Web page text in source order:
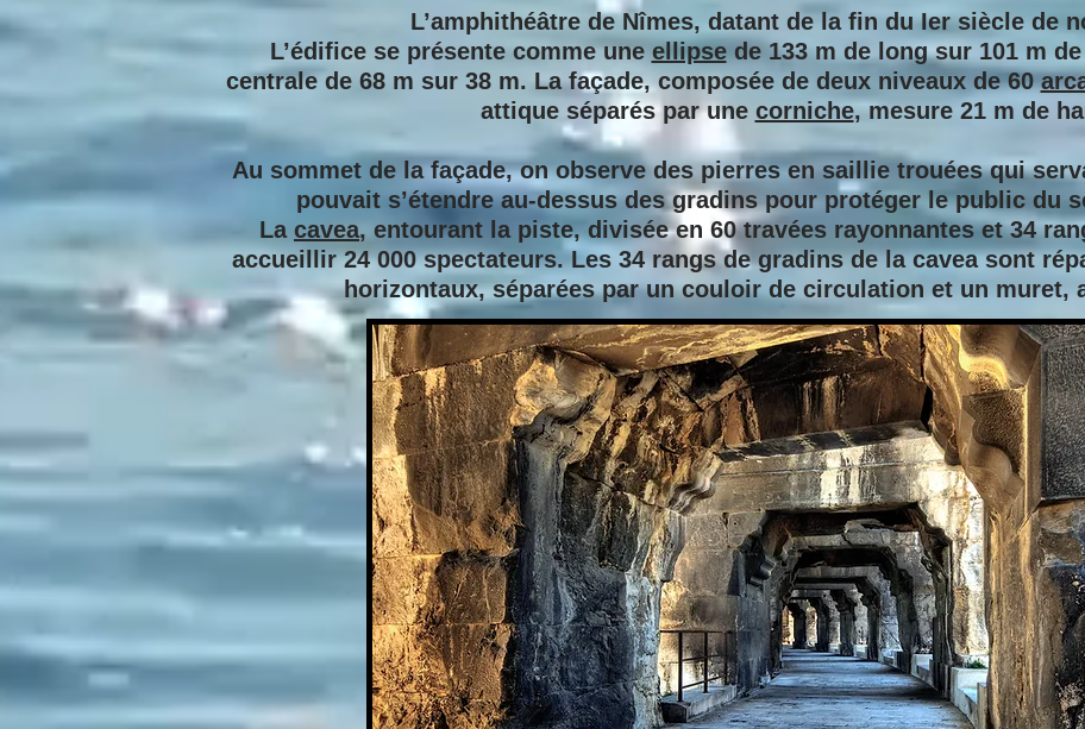
L’amphithéâtre de Nîmes, datant de la fin du Ier siècle de
L’édifice se présente comme une ellipsede 133 m de long sur 101 m
centrale de 68 m sur 38 m. La façade, composée de deux niveaux de 60
attique séparés par une corniche, mesure 21 m de
Au sommet de la façade, on observe des pierres en saillie trouées qui
pouvait s’étendre au-dessus des gradins pour protéger le public du
La cavea, entourant la piste, divisée en 60 travées rayonnantes et 34
accueillir 24 000 spectateurs. Les 34 rangs de gradins de la cavea sont
horizontaux, séparées par un couloir de circulation et un muret,